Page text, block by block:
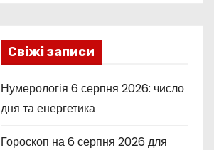
Свіжі записи
Нумерологія 6 серпня 2026: число
дня та енергетика
Гороскоп на 6 серпня 2026 для